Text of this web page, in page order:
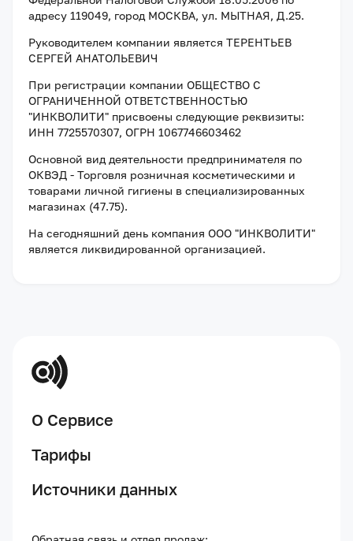
адресу 119049, город МОСКВА, ул. МЫТНАЯ, Д.25.
Руководителем компании является ТЕРЕНТЬЕВ
СЕРГЕЙ АНАТОЛЬЕВИЧ
При регистрации компании ОБЩЕСТВО С
ОГРАНИЧЕННОЙ ОТВЕТСТВЕННОСТЬЮ
"ИНКВОЛИТИ" присвоены следующие реквизиты:
ИНН 7725570307, ОГРН 1067746603462
Основной вид деятельности предпринимателя по
ОКВЭД - Торговля розничная косметическими и
товарами личной гигиены в специализированных
магазинах (47.75).
На сегодняшний день компания ООО "ИНКВОЛИТИ"
является ликвидированной организацией.
О Сервисе
Тарифы
Источники данных